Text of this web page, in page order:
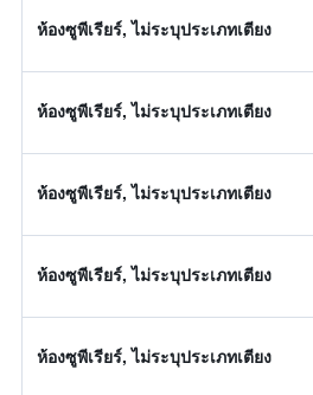
ห้องซูพีเรียร์, ไม่ระบุประเภทเตียง
ห้องซูพีเรียร์, ไม่ระบุประเภทเตียง
ห้องซูพีเรียร์, ไม่ระบุประเภทเตียง
ห้องซูพีเรียร์, ไม่ระบุประเภทเตียง
ห้องซูพีเรียร์, ไม่ระบุประเภทเตียง